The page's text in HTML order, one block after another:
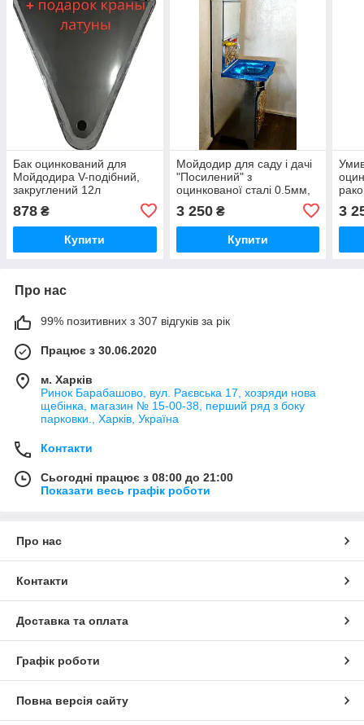
Бак оцинкований для
Мойдодира V-подібний,
закруглений 12л
878 ₴
Купити
Мойдодир для саду і дачі
"Посилений" з
оцинкованої сталі 0.5мм,
3 250₴
Купити
3
Про нас
99% позитивних з 307 відгуків за рік
Працює з 30.06.2020
м. Харків
Ринок Барабашово, вул. Раєвська 17, хозряди нова
щебінка, магазин № 15-00-38, перший ряд з боку
парковки., Харків, Україна
Контакти
Сьогодні працює з 08:00 до 21:00
Показати весь графік роботи
Про нас
Контакти
Доставка та оплата
Графік роботи
Повна версія сайту